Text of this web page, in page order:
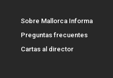
Sobre Mallorca Informa
Preguntas frecuentes
Cartas al director